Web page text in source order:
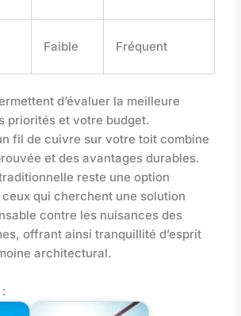
Faible Fréquent
d’évaluer la meilleure
priorités et votre budget.
fil de cuivre sur votre toit combine
et des avantages durables.
reste une option
qui cherchent une solution
contre les nuisances des
offrant ainsi tranquillité d’esprit
architectural.